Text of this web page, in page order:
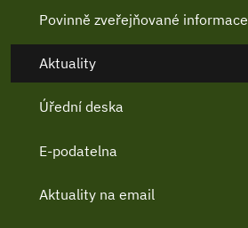
Povinně zveřejňované informace
Aktuality
Úřední deska
E-podatelna
Aktuality na email